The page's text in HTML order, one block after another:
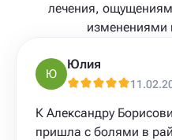
лечения,
изменениями
Ю
Юлия
К Александру
пришла с болями в